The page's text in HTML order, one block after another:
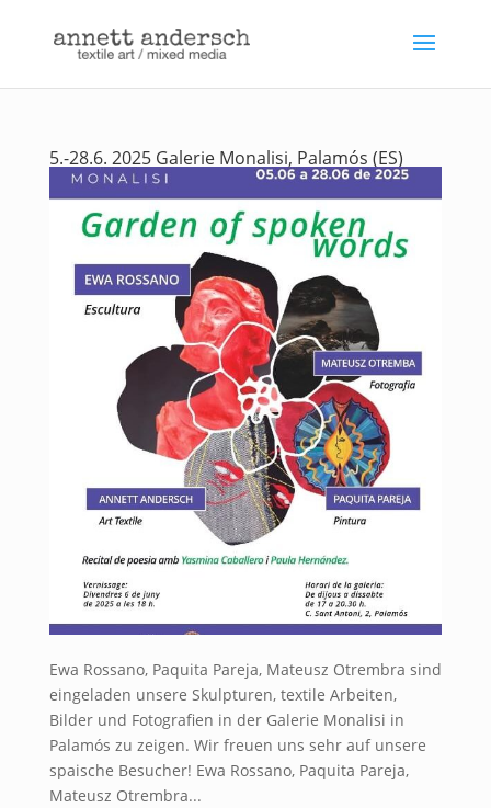
5.-28.6. 2025 Galerie Monalisi, Palamós (ES)
Ewa Rossano, Paquita Pareja, Mateusz Otrembra sind
eingeladen unsere Skulpturen, textile Arbeiten,
Bilder und Fotografien in der Galerie Monalisi in
Palamós zu zeigen. Wir freuen uns sehr auf unsere
spaische Besucher! Ewa Rossano, Paquita Pareja,
Mateusz Otrembra...